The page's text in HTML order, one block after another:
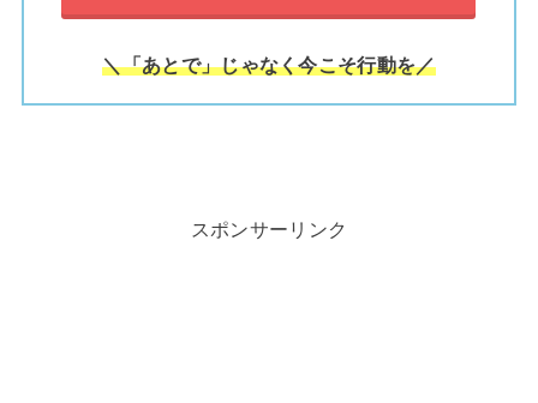
＼「あとで」じゃなく今こそ行動を／
スポンサーリンク